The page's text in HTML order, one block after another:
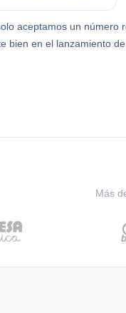
aceptamos un número
bien en el lanzamiento de
Más